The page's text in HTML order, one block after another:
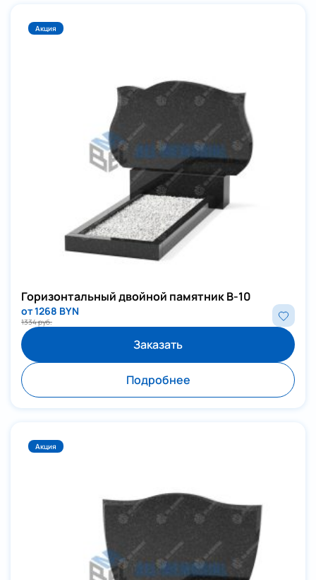
Акция
Горизонтальный двойной памятник В-10
от 1268 BYN
1334 руб.
Заказать
Подробнее
Акция